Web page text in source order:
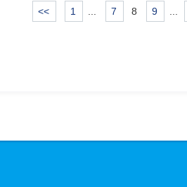
<< 1 7 8 9